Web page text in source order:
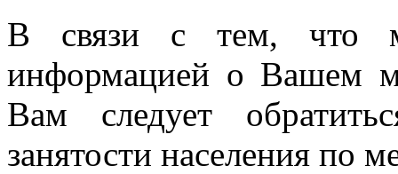
В связи с тем, что
информацией о Вашем
Вам следует
занятости населения по